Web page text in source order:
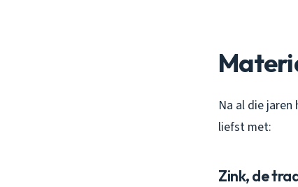
Na al die
liefst met:
Zink, de